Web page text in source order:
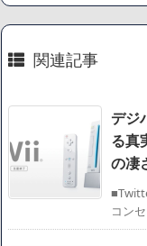
関連記事
デジ
る真
の凄
コン